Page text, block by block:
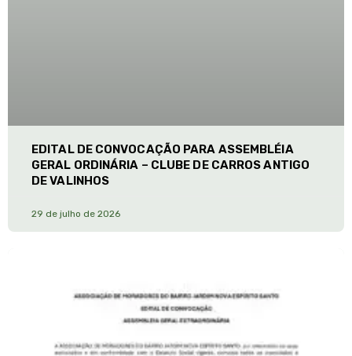
EDITAL DE CONVOCAÇÃO PARA ASSEMBLÉIA
GERAL ORDINÁRIA – CLUBE DE CARROS ANTIGO
DE VALINHOS
29 de julho de 2026